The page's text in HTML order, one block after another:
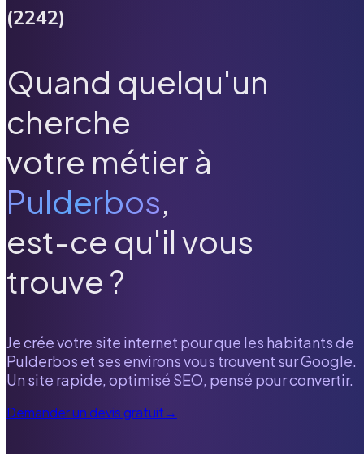
(2242)
Quand quelqu'un
cherche
votre métier à
Pulderbos,
est-ce qu'il vous
trouve ?
Je crée votre site internet pour que les habitants de
Pulderbos et ses environs vous trouvent sur Google.
Un site rapide, optimisé SEO, pensé pour convertir.
Demander un devis gratuit→